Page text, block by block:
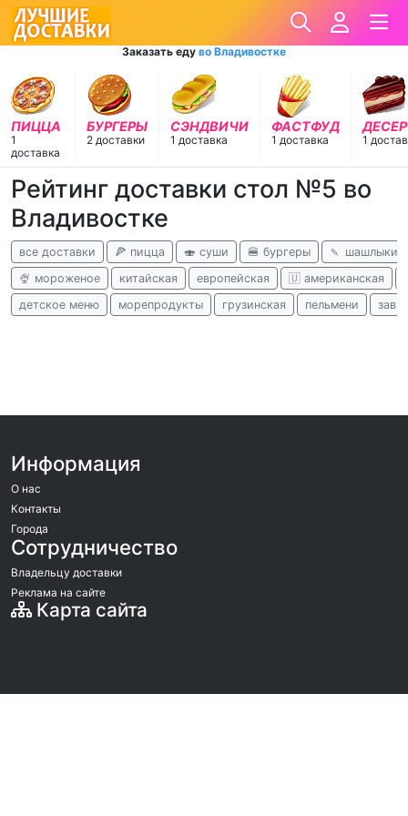
Заказать еду во Владивостке
ПИЦЦА
1
доставка
БУРГЕРЫ
2 доставки
СЭНДВИЧИ
1 доставка
ФАСТФУД
1 доставка 1
Рейтинг доставки стол №5 во
Владивостке
все доставки 🍕 пицца 🍣 суши 🍔 бургеры
🍡 шашлыки
🍨 мороженое
китайская европейская 🇺 американская
детское меню
морепродукты грузинская пельмени
Информация
О нас
Контакты
Города
Сотрудничество
Владельцу доставки
Реклама на сайте
Карта сайта